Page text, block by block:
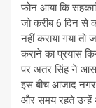
फोन आया कि
जो करीब 6 दिन से
नहीं कराया गया
कराने का प्रयास
पर अतर सिंह ने
इस बीच आजाद नगर
और समय रहते उन्हें